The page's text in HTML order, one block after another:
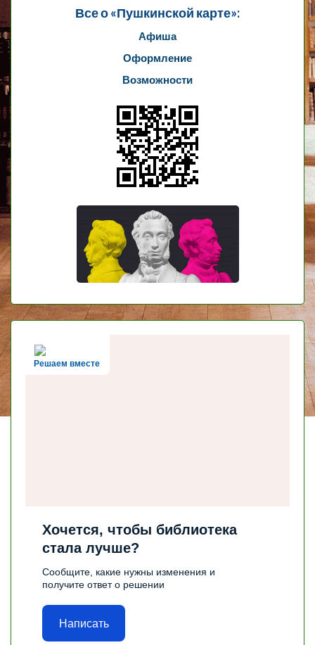
Все о «Пушкинской карте»:
Афиша
Оформление
Возможности
Решаем вместе
Хочется, чтобы библиотека
стала лучше?
Сообщите, какие нужны изменения и
получите ответ о решении
Написать